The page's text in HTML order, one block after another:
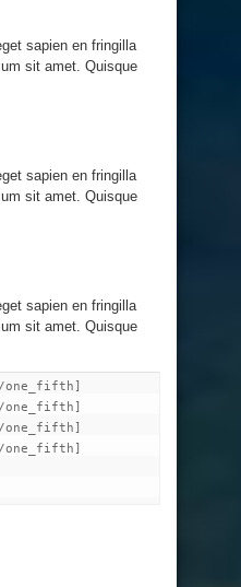
sapien en fringilla
sit amet. Quisque
sapien en fringilla
sit amet. Quisque
sapien en fringilla
sit amet. Quisque
one_fifth]
one_fifth]
one_fifth]
one_fifth]